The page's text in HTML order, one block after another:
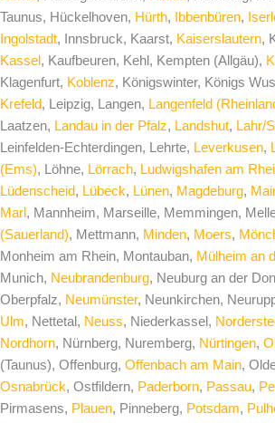
Taunus, Hückelhoven, Hürth, Ibbenbüren,
Ingolstadt, Innsbruck, Kaarst, Kaiserslautern,
Kassel , Kaufbeuren, Kehl, Kempten (Allgäu),
Klagenfurt, Koblenz, Königswinter, Königs
Krefeld, Leipzig, Langen, Langenfeld
Laatzen, Landau in der Pfalz, Landshut, Lahr/
Leinfelden-Echterdingen, Lehrte, Leverkusen,
(Ems), Löhne, Lörrach, Ludwigshafen am
Lüdenscheid, Lübeck, Lünen, Magdeburg,
Marl , Mannheim, Marseille, Memmingen,
(Sauerland), Mettmann, Minden, Moers,
Monheim am Rhein, Montauban, Mülheim an
Munich, Neubrandenburg, Neuburg an der
Oberpfalz, Neumünster, Neunkirchen,
Ulm, Nettetal, Neuss, Niederkassel,
Nordhorn, Nürnberg, Nuremberg, Nürtingen,
(Taunus), Offenburg, Offenbach am Main,
Osnabrück, Ostfildern, Paderborn, Passau,
Pirmasens, Plauen, Pinneberg, Potsdam,